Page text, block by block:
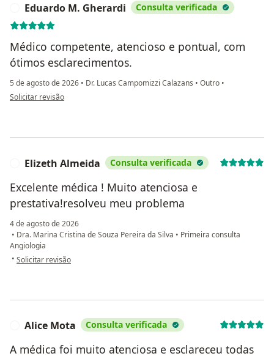
Eduardo M. Gherardi Consulta verificada
Médico competente, atencioso e pontual, com
ótimos esclarecimentos.
5 de agosto de 2026 • Dr. Lucas Campomizzi Calazans • Outro •
na opinião do utilizador Eduardo M. Gherardi
Solicitar revisão
Elizeth Almeida Consulta verificada
Excelente médica ! Muito atenciosa e
prestativa!resolveu meu problema
4 de agosto de 2026
• Dra. Marina Cristina de Souza Pereira da Silva • Primeira consulta
Angiologia
• na opinião do utilizador Elizeth Almeida
Solicitar revisão
Alice Mota Consulta verificada
A médica foi muito atenciosa e esclareceu todas